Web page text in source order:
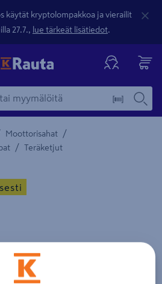
käytät kryptolompakkoa ja vierailit
27.7., lue tärkeät lisätiedot.
Moottorisahat /
/ Teräketjut
löytyy Tuotteen kuvaus -